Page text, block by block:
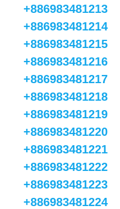
+886983481213
+886983481214
+886983481215
+886983481216
+886983481217
+886983481218
+886983481219
+886983481220
+886983481221
+886983481222
+886983481223
+886983481224